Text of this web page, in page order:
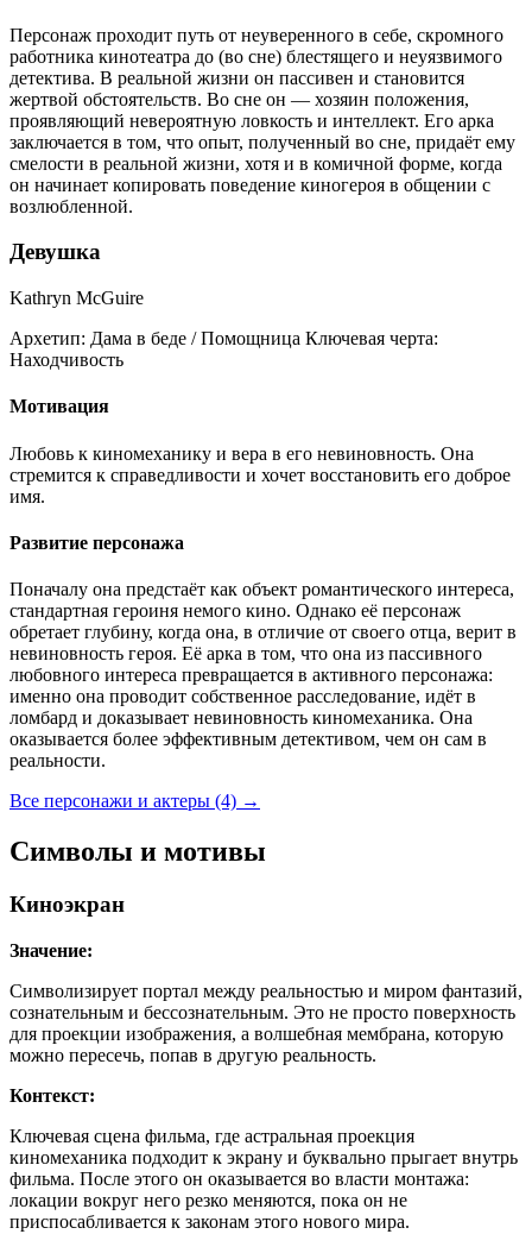
Персонаж проходит путь от неуверенного в себе, скромного
работника кинотеатра до (во сне) блестящего и неуязвимого
детектива. В реальной жизни он пассивен и становится
жертвой обстоятельств. Во сне он — хозяин положения,
проявляющий невероятную ловкость и интеллект. Его арка
заключается в том, что опыт, полученный во сне, придаёт ему
смелости в реальной жизни, хотя и в комичной форме, когда
он начинает копировать поведение киногероя в общении с
возлюбленной.
Девушка
Kathryn McGuire
Архетип: Дама в беде / Помощница Ключевая черта:
Находчивость
Мотивация
Любовь к киномеханику и вера в его невиновность. Она
стремится к справедливости и хочет восстановить его доброе
имя.
Развитие персонажа
Поначалу она предстаёт как объект романтического интереса,
стандартная героиня немого кино. Однако её персонаж
обретает глубину, когда она, в отличие от своего отца, верит в
невиновность героя. Её арка в том, что она из пассивного
любовного интереса превращается в активного персонажа:
именно она проводит собственное расследование, идёт в
ломбард и доказывает невиновность киномеханика. Она
оказывается более эффективным детективом, чем он сам в
реальности.
Все персонажи и актеры (4) →
Символы и мотивы
Киноэкран
Значение:
Символизирует портал между реальностью и миром фантазий,
сознательным и бессознательным. Это не просто поверхность
для проекции изображения, а волшебная мембрана, которую
можно пересечь, попав в другую реальность.
Контекст:
Ключевая сцена фильма, где астральная проекция
киномеханика подходит к экрану и буквально прыгает внутрь
фильма. После этого он оказывается во власти монтажа:
локации вокруг него резко меняются, пока он не
приспосабливается к законам этого нового мира.